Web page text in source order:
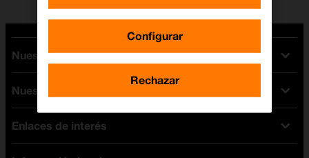
Nuestras tarifas
Tarifas Orange
Tarifas fibra y móvil
Tarifas móviles
Tarifas internet y fibra
Nuestros dispositivos
Ofertas en móviles
iPhone
Enlaces de interés
Configurar
Rechazar